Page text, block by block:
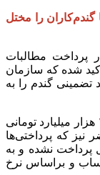
با گندم‌کاران را مختل
پرداخت مطالبات
شده که سازمان
رقم خرید تضمینی گندم را به
با این وجود اما به سبب همان کسری حدود ۱۵۰ هزار میلیارد تومانی
نیز که پرداختی‌ها
پرداخت نشده و به
و براساس نرخ